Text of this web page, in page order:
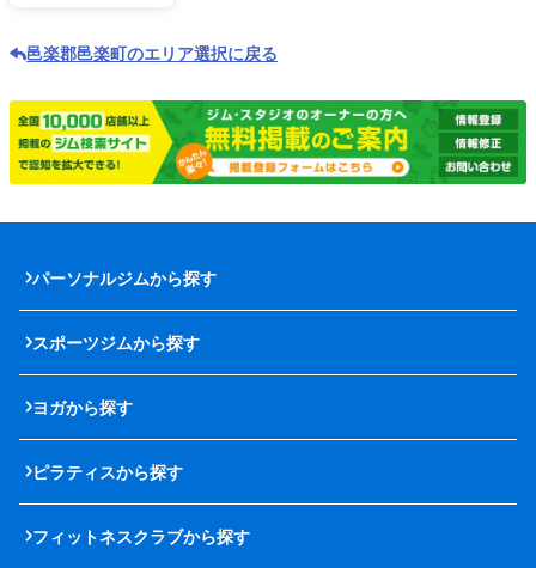
邑楽郡邑楽町のエリア選択に戻る
パーソナルジムから探す
スポーツジムから探す
ヨガから探す
ピラティスから探す
フィットネスクラブから探す